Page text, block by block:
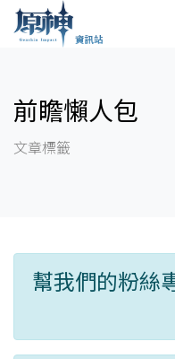
前瞻懶人包
文章標籤
幫我們的粉絲